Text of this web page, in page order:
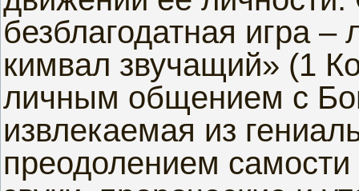
безблагодатная игра
кимвал звучащий» (1
личным общением с
извлекаемая из
преодолением